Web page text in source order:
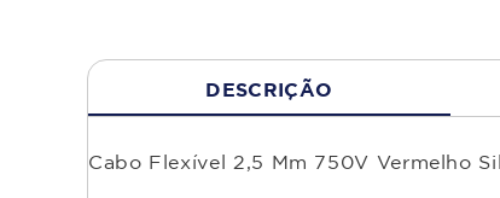
DESCRIÇÃO
Cabo Flexível 2,5 Mm 750V Vermelho